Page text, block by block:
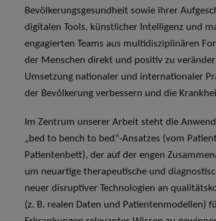
Bevölkerungsgesundheit sowie ihrer
digitalen Tools, künstlicher Intelligenz und
engagierten Teams aus multidisziplinären
der Menschen direkt und positiv zu
Umsetzung nationaler und internationaler
der Bevölkerung verbessern und die
Im Zentrum unserer Arbeit steht die
„bed to bench to bed“-Ansatzes (vom
Patientenbett), der auf der engen
um neuartige therapeutische und
neuer disruptiver Technologien an
(z. B. realen Daten und Patientenmodellen)